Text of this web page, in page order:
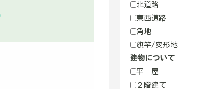
北道路
東西道路
角地
旗竿/変形地
建物について
平 屋
２階建て